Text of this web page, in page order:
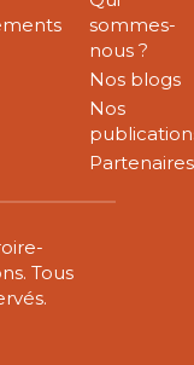
sommes-
nous ?
Nos blogs
Nos
Partenaires
Tous